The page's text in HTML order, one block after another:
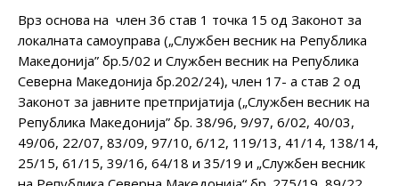
Врз основа на член 36 став 1 точка 15 од Законот за
локалната самоуправа („Службен весник на Република
Македонија” бр.5/02 и Службен весник на Република
Северна Македонија бр.202/24), член 17- а став 2 од
Законот за јавните претпријатија („Службен весник на
Република Македонија” бр. 38/96, 9/97, 6/02, 40/03,
49/06, 22/07, 83/09, 97/10, 6/12, 119/13, 41/14, 138/14,
25/15, 61/15, 39/16, 64/18 и 35/19 и „Службен весник